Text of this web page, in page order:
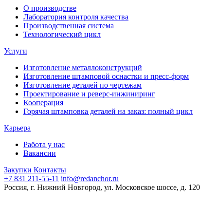
О производстве
Лаборатория контроля качества
Производственная система
Технологический цикл
Услуги
Изготовление металлоконструкций
Изготовление штамповой оснастки и пресс-форм
Изготовление деталей по чертежам
Проектирование и реверс-инжиниринг
Кооперация
Горячая штамповка деталей на заказ: полный цикл
Карьера
Работа у нас
Вакансии
Закупки Контакты
+7 831 211-55-11 info@redanchor.ru
Россия, г. Нижний Новгород, ул. Московское шоссе, д. 120